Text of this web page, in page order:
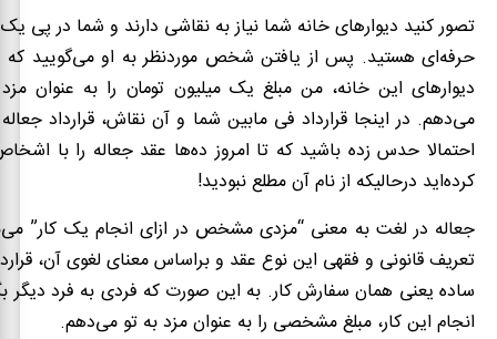
تصور کنید دیوارهای خانه شما نیاز به نقاشی دارند و شما در پی
حرفه‌ای هستید. پس از یافتن شخص موردنظر به او می‌گویید که
دیوارهای این خانه، من مبلغ یک میلیون تومان را به عنوان
می‌دهم. در اینجا قرارداد فی مابین شما و آن نقاش، قرارداد
احتمالا حدس زده باشید که تا امروز ده‌ها عقد جعاله را با
کرده‌اید درحالیکه از نام آن مطلع نبودید!
جعاله در لغت به معنی “مزدی مشخص در ازای انجام یک کار”
تعریف قانونی و فقهی این نوع عقد و براساس معنای لغوی آن،
ساده یعنی همان سفارش کار. به این صورت که فردی به فرد دیگر
انجام این کار، مبلغ مشخصی را به عنوان مزد به تو می‌دهم.